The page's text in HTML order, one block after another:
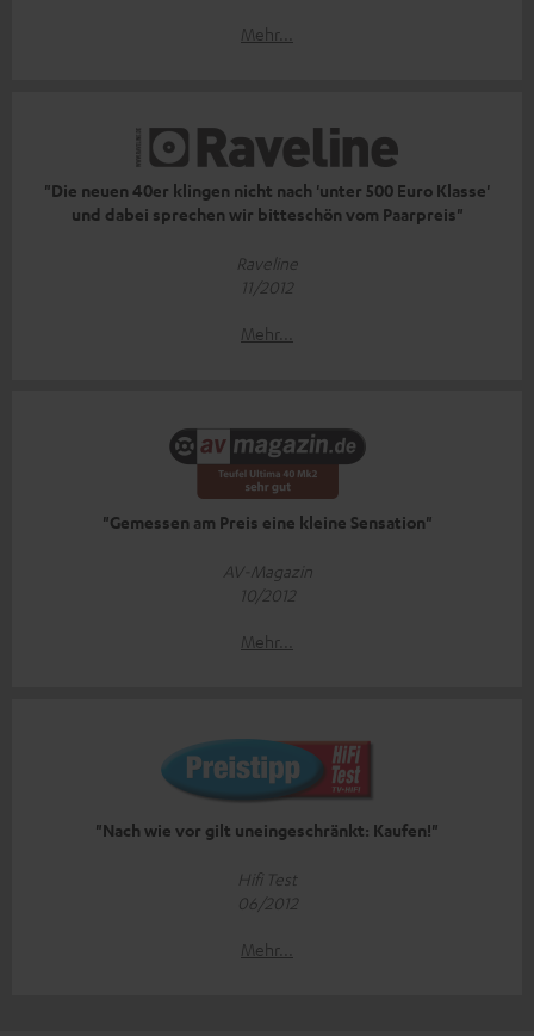
Mehr...
"Die neuen 40er klingen nicht nach 'unter 500 Euro Klasse'
und dabei sprechen wir bitteschön vom Paarpreis"
Raveline
11/2012
Mehr...
"Gemessen am Preis eine kleine Sensation"
AV-Magazin
10/2012
Mehr...
"Nach wie vor gilt uneingeschränkt: Kaufen!"
Hifi Test
06/2012
Mehr...